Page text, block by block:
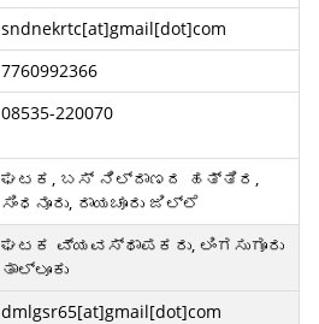
sndnekrtc[at]gmail[dot]com
7760992366
08535-220070
ಘಟಕ, ಬಸ್ ನಿಲ್ದಾಣದ ಹತ್ತಿರ,
ಸಿಂಧನೂರು, ರಾಯಚೂರು ಜಿಲ್ಲೆ
ಘಟಕ ವ್ಯವಸ್ಥಾಪಕರು, ಲಿಂಗಸುಗೂರು
ತಾಲ್ಲೂಕು
dmlgsr65[at]gmail[dot]com